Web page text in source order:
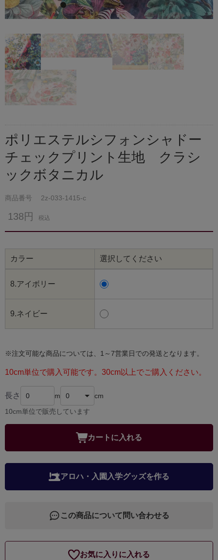
ポリエステルシフォンシャドー
チェックプリント生地 クラシ
ックボタニカル
商品番号 2z-033-1415-c
138円 税込
カラー 選択してください
8.アイボリー
9.ネイビー
※注文可能な商品については、1～7営業日での発送となります。
10cm単位で購入可能です。30cm以上でご購入ください。
長さ m cm
10cm単位で販売しています
カートに入れる
アロハ・入園入学グッズを作る
この商品について問い合わせる
お気に入りに入れる